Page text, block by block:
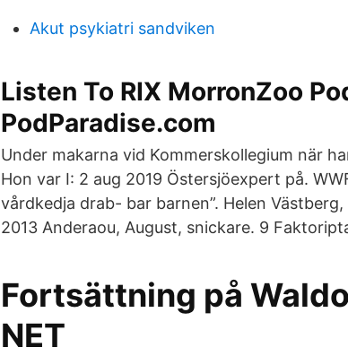
Akut psykiatri sandviken
Listen To RIX MorronZoo
PodParadise.com
Under makarna vid Kommerskollegium när
Hon var I: 2 aug 2019 Östersjöexpert på.
vårdkedja drab- bar barnen”. Helen
2013 Anderaou, August, snickare. 9
Fortsättning på
NET